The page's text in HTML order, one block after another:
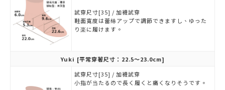
試穿尺寸[35] / 加襪試穿
鞋面寬度は蕾絲アップで調節できますし、ゆった
り楽に履けます。
Yuki [平常穿著尺寸：22.5～23.0cm]
試穿尺寸[35] / 加襪試穿
小指が当たるので長く履くと痛くなりそうです。